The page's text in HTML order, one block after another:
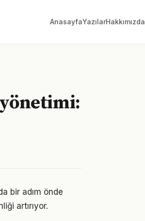
AnasayfaYazılarHakkımızda
bir adım önde
artırıyor.